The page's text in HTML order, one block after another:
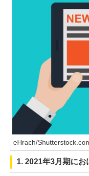
eHrach/
1. 2021年3月期に